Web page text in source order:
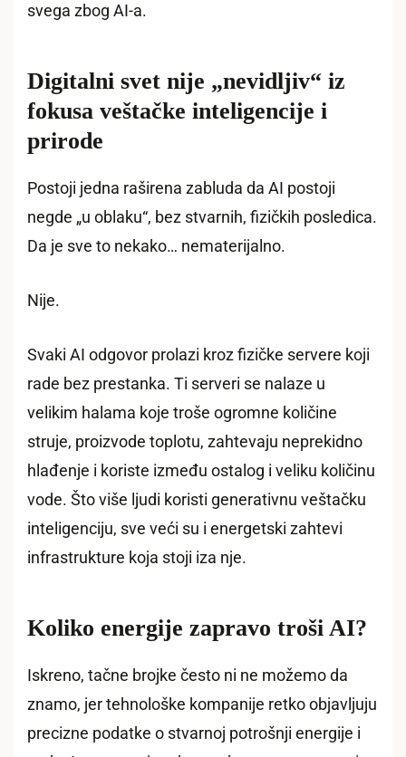
svega zbog AI-a.
Digitalni svet nije „nevidljiv“ iz
fokusa veštačke inteligencije i
prirode
Postoji jedna raširena zabluda da AI postoji
negde „u oblaku“, bez stvarnih, fizičkih posledica.
Da je sve to nekako… nematerijalno.
Nije.
Svaki AI odgovor prolazi kroz fizičke servere koji
rade bez prestanka. Ti serveri se nalaze u
velikim halama koje troše ogromne količine
struje, proizvode toplotu, zahtevaju neprekidno
hlađenje i koriste između ostalog i veliku količinu
vode. Što više ljudi koristi generativnu veštačku
inteligenciju, sve veći su i energetski zahtevi
infrastrukture koja stoji iza nje.
Koliko energije zapravo troši AI?
Iskreno, tačne brojke često ni ne možemo da
znamo, jer tehnološke kompanije retko objavljuju
precizne podatke o stvarnoj potrošnji energije i